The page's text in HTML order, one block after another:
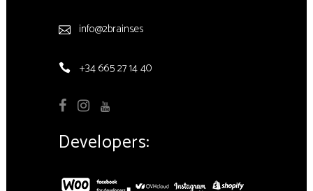
info@2brains.es
+34 665 27 14 40
Developers: